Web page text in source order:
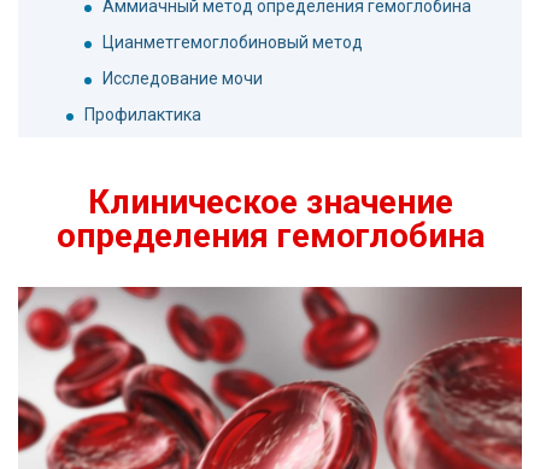
Аммиачный метод определения гемоглобина
Цианметгемоглобиновый метод
Исследование мочи
Профилактика
Клиническое значение
определения гемоглобина